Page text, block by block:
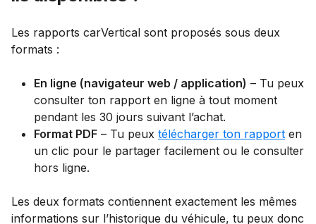
Les rapports carVertical sont proposés sous deux
formats :
En ligne (navigateur web / application) – Tu peux
consulter ton rapport en ligne à tout moment
pendant les 30 jours suivant l’achat.
Format PDF – Tu peux télécharger ton rapport en
un clic pour le partager facilement ou le consulter
hors ligne.
Les deux formats contiennent exactement les mêmes
informations sur l’historique du véhicule, tu peux donc